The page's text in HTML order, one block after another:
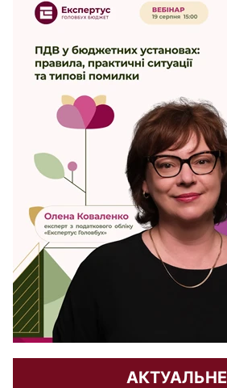
АКТУАЛЬНЕ